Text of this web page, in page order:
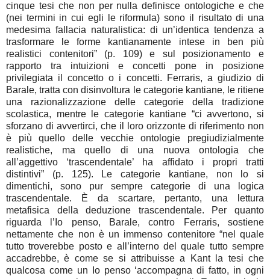
cinque tesi che non per nulla definisce ontologiche e che
(nei termini in cui egli le riformula) sono il risultato di una
medesima fallacia naturalistica: di un’identica tendenza a
trasformare le forme kantianamente intese in ben più
realistici contenitori” (p. 109) e sul posizionamento e
rapporto tra intuizioni e concetti pone in posizione
privilegiata il concetto o i concetti. Ferraris, a giudizio di
Barale, tratta con disinvoltura le categorie kantiane, le ritiene
una razionalizzazione delle categorie della tradizione
scolastica, mentre le categorie kantiane “ci avvertono, si
sforzano di avvertirci, che il loro orizzonte di riferimento non
è più quello delle vecchie ontologie pregiudizialmente
realistiche, ma quello di una nuova ontologia che
all’aggettivo ‘trascendentale’ ha affidato i propri tratti
distintivi” (p. 125). Le categorie kantiane, non lo si
dimentichi, sono pur sempre categorie di una logica
trascendentale. È da scartare, pertanto, una lettura
metafisica della deduzione trascendentale. Per quanto
riguarda l’Io penso, Barale, contro Ferraris, sostiene
nettamente che non è un immenso contenitore “nel quale
tutto troverebbe posto e all’interno del quale tutto sempre
accadrebbe, è come se si attribuisse a Kant la tesi che
qualcosa come un Io penso ‘accompagna di fatto, in ogni